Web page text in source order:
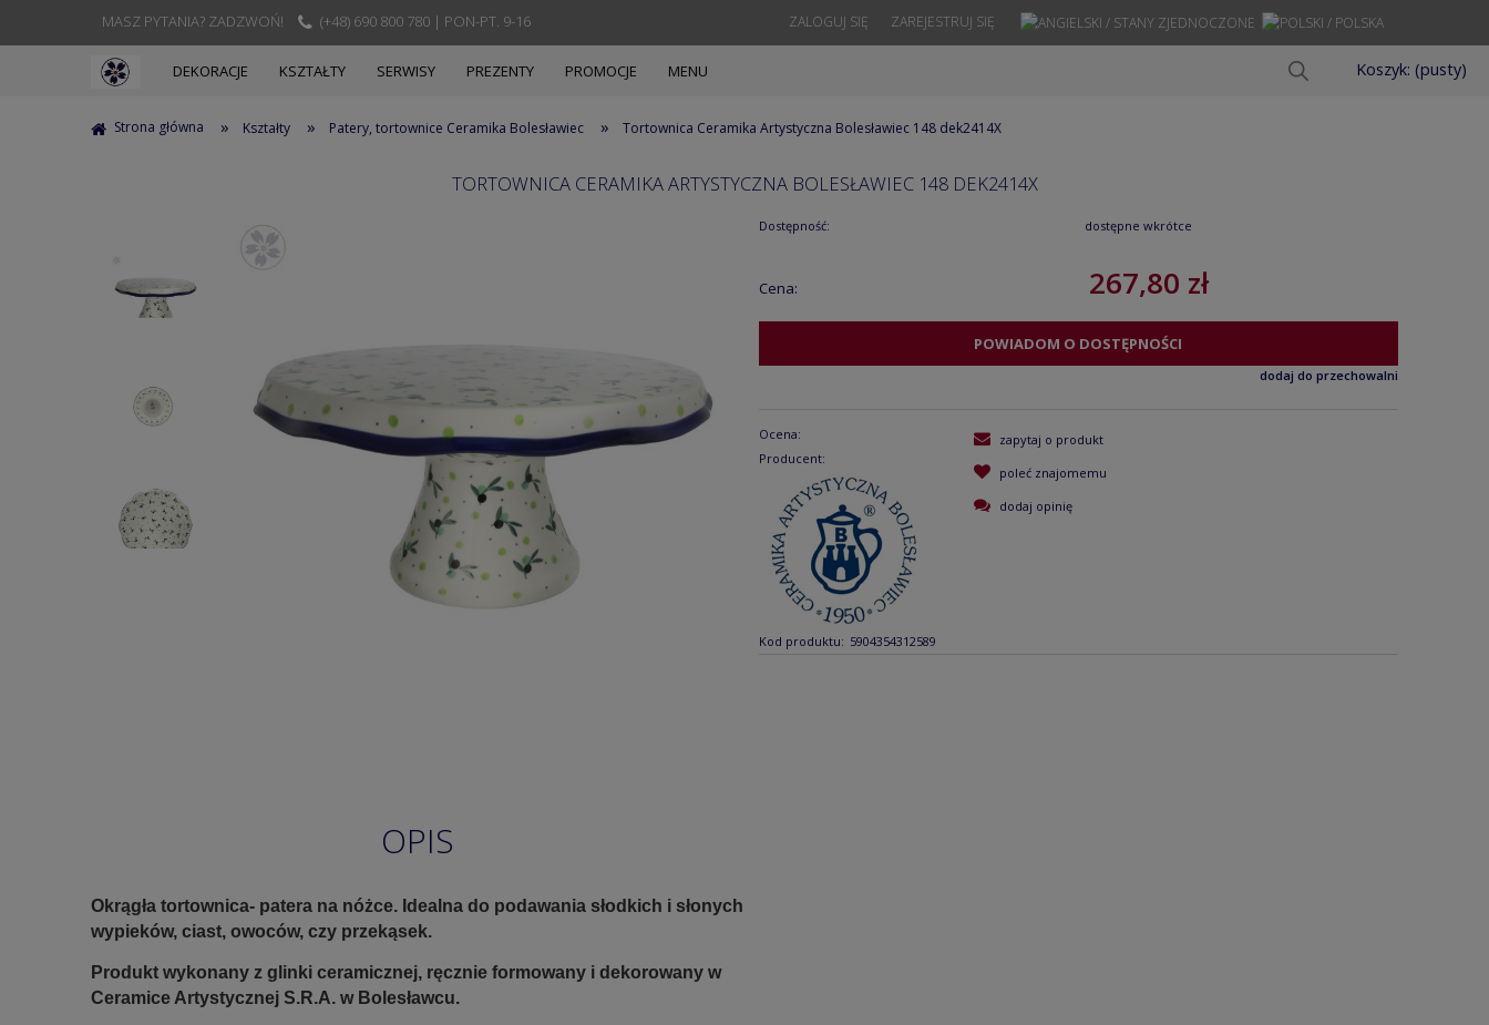
MASZ PYTANIA? ZADZWOŃ! (+48) 690 800 780 | PON-PT. 9-16 ZAREJESTRUJ SIĘ
ZALOGUJ SIĘ
Koszyk: (pusty)
DEKORACJE KSZTAŁTY SERWISY PREZENTY PROMOCJE MENU
Strona główna » Kształty » Patery, tortownice Ceramika Bolesławiec » Tortownica Ceramika Artystyczna Bolesławiec 148 dek2414X
TORTOWNICA CERAMIKA ARTYSTYCZNA BOLESŁAWIEC 148 DEK2414X
Dostępność: dostępne wkrótce
Cena: 267,80 zł
POWIADOM O DOSTĘPNOŚCI
dodaj do przechowalni
Ocena:
Producent:
Kod produktu: 5904354312589
zapytaj o produkt
poleć znajomemu
dodaj opinię
OPIS
Okrągła tortownica- patera na nóżce. Idealna do podawania słodkich i słonych
wypieków, ciast, owoców, czy przekąsek.
Produkt wykonany z glinki ceramicznej, ręcznie formowany i dekorowany w
Ceramice Artystycznej S.R.A. w Bolesławcu.